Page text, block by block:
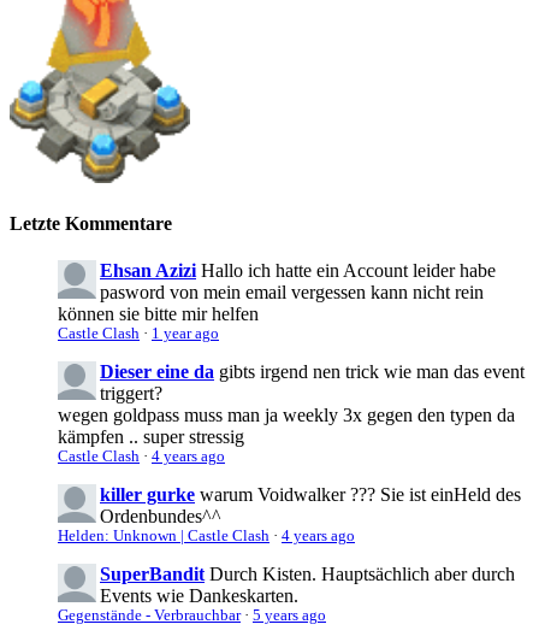
Letzte Kommentare
Ehsan Azizi Hallo ich hatte ein Account leider habe
pasword von mein email vergessen kann nicht rein
können sie bitte mir helfen
Castle Clash · 1 year ago
Dieser eine da gibts irgend nen trick wie man das event
triggert?
wegen goldpass muss man ja weekly 3x gegen den typen da
kämpfen .. super stressig
Castle Clash · 4 years ago
killer gurke warum Voidwalker ??? Sie ist einHeld des
Ordenbundes^^
Helden: Unknown | Castle Clash · 4 years ago
SuperBandit Durch Kisten. Hauptsächlich aber durch
Events wie Dankeskarten.
Gegenstände - Verbrauchbar· 5 years ago